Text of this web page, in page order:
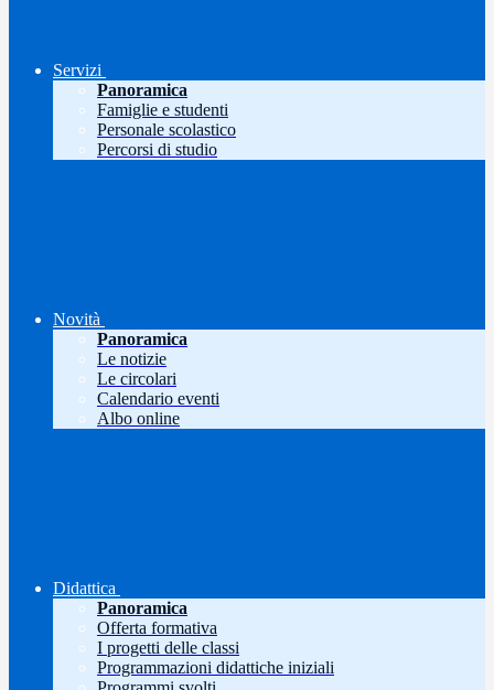
Servizi
Panoramica
Famiglie e studenti
Personale scolastico
Percorsi di studio
Novità
Panoramica
Le notizie
Le circolari
Calendario eventi
Albo online
Didattica
Panoramica
Offerta formativa
I progetti delle classi
Programmazioni didattiche iniziali